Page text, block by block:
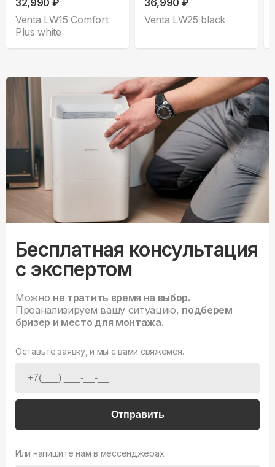
32,990 ₽
Venta LW15 Comfort
Plus white
36,990 ₽
Venta LW25 black
Бесплатная консультация
с экспертом
Можно не тратить время на выбор.
Проанализируем вашу ситуацию, подберем
бризер и место для монтажа.
Оставьте заявку, и мы с вами свяжемся.
Отправить
Или напишите нам в мессенджерах: